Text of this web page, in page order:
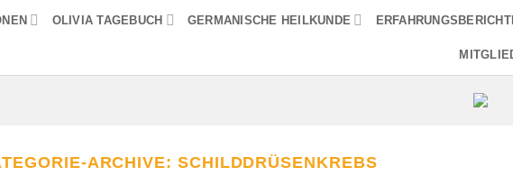
OLIVIA TAGEBUCH GERMANISCHE HEILKUNDE
ARCHIVE: SCHILDDRÜSENKREBS